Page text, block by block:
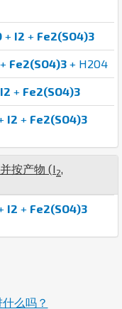
+ I2 + Fe2(SO4)3
+ Fe2(SO4)3 + H2O4
I2 + Fe2(SO4)3
I2 + Fe2(SO4)3
按产物 (I 2,
I2 + Fe2(SO4)3
么吗？